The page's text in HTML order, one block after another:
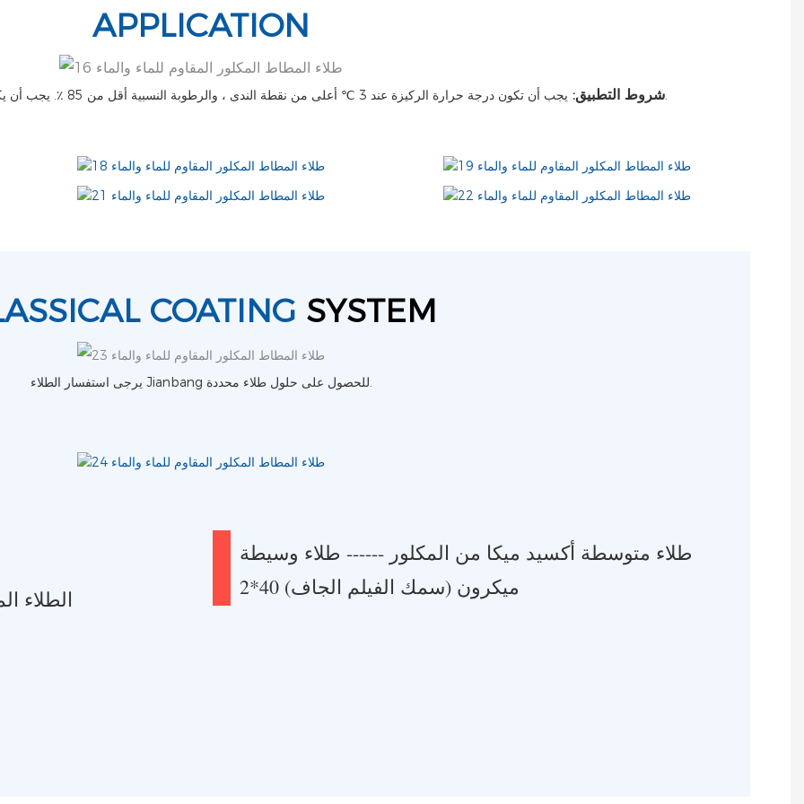
APPLICATION
شروط التطبيق:يجب أن تكون درجة حرارة الركيزة عند 3 ℃ أعلى من نقطة الندى ، والرطوبة النسبية أقل من 85 ٪. يجب أن يكون قياس درجة الحرارة والرطوبة قريبًا من الركيزة.
COATING SYSTEM
يرجى استفسار الطلاء Jianbang للحصول على حلول طلاء محددة.
الطلاء
طلاء متوسطة أكسيد ميكا من المكلور ------ طلاء وسيطة
2*40 ميكرون (سمك الفيلم الجاف)